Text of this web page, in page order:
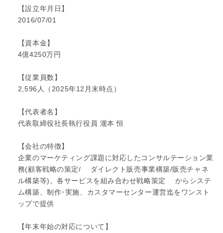
【設立年月日】
2016/07/01
【資本金】
4億4250万円
【従業員数】
2,596人（2025年12月末時点）
【代表者名】
代表取締役社長執行役員 瀧本 恒
【会社の特徴】
企業のマーケティング課題に対応したコンサルテーション業
務(顧客戦略の策定/ ダイレクト販売事業構築/販売チャネ
ル構築等)。各サービスを組み合わせ戦略策定 からシステ
ム構築、制作･実施、カスタマーセンター運営迄をワンスト
ップで提供
【年末年始の対応について】